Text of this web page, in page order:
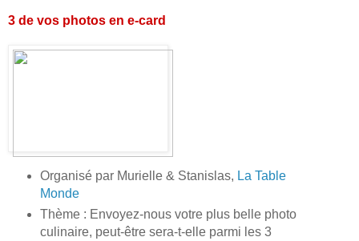
3 de vos photos en e-card
Organisé par Murielle & Stanislas, La Table
Monde
Thème : Envoyez-nous votre plus belle photo
culinaire, peut-être sera-t-elle parmi les 3